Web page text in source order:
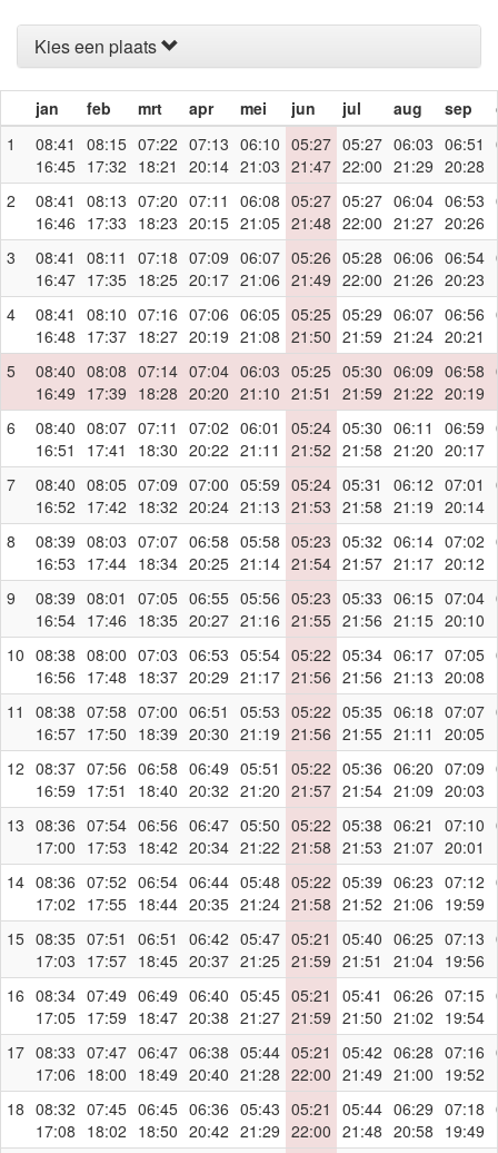
Kies een plaats
jan feb mrt apr mei jun jul aug sep
1
08:41
16:45
08:15
17:32
07:22
18:21
07:13
20:14
06:10
21:03
05:27
21:47
05:27
22:00
06:03
21:29
06:51
20:28
2
08:41
16:46
08:13
17:33
07:20
18:23
07:11
20:15
06:08
21:05
05:27
21:48
05:27
22:00
06:04
21:27
06:53
20:26
3
08:41
16:47
08:11
17:35
07:18
18:25
07:09
20:17
06:07
21:06
05:26
21:49
05:28
22:00
06:06
21:26
06:54
20:23
4
08:41
16:48
08:10
17:37
07:16
18:27
07:06
20:19
06:05
21:08
05:25
21:50
05:29
21:59
06:07
21:24
06:56
20:21
5
08:40
16:49
08:08
17:39
07:14
18:28
07:04
20:20
06:03
21:10
05:25
21:51
05:30
21:59
06:09
21:22
06:58
20:19
6
08:40
16:51
08:07
17:41
07:11
18:30
07:02
20:22
06:01
21:11
05:24
21:52
05:30
21:58
06:11
21:20
06:59
20:17
7
08:40
16:52
08:05
17:42
07:09
18:32
07:00
20:24
05:59
21:13
05:24
21:53
05:31
21:58
06:12
21:19
07:01
20:14
8
08:39
16:53
08:03
17:44
07:07
18:34
06:58
20:25
05:58
21:14
05:23
21:54
05:32
21:57
06:14
21:17
07:02
20:12
9
08:39
16:54
08:01
17:46
07:05
18:35
06:55
20:27
05:56
21:16
05:23
21:55
05:33
21:56
06:15
21:15
07:04
20:10
10 08:38
16:56
08:00
17:48
07:03
18:37
06:53
20:29
05:54
21:17
05:22
21:56
05:34
21:56
06:17
21:13
07:05
20:08
11
08:38
16:57
07:58
17:50
07:00
18:39
06:51
20:30
05:53
21:19
05:22
21:56
05:35
21:55
06:18
21:11
07:07
20:05
12 08:37
16:59
07:56
17:51
06:58
18:40
06:49
20:32
05:51
21:20
05:22
21:57
05:36
21:54
06:20
21:09
07:09
20:03
13 08:36
17:00
07:54
17:53
06:56
18:42
06:47
20:34
05:50
21:22
05:22
21:58
05:38
21:53
06:21
21:07
07:10
20:01
14 08:36
17:02
07:52
17:55
06:54
18:44
06:44
20:35
05:48
21:24
05:22
21:58
05:39
21:52
06:23
21:06
07:12
19:59
15 08:35
17:03
07:51
17:57
06:51
18:45
06:42
20:37
05:47
21:25
05:21
21:59
05:40
21:51
06:25
21:04
07:13
19:56
16 08:34
17:05
07:49
17:59
06:49
18:47
06:40
20:38
05:45
21:27
05:21
21:59
05:41
21:50
06:26
21:02
07:15
19:54
17 08:33
17:06
07:47
18:00
06:47
18:49
06:38
20:40
05:44
21:28
05:21
22:00
05:42
21:49
06:28
21:00
07:16
19:52
18 08:32
17:08
07:45
18:02
06:45
18:50
06:36
20:42
05:43
21:29
05:21
22:00
05:44
21:48
06:29
20:58
07:18
19:49